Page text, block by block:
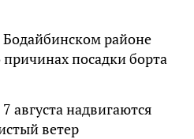
районе
причинах посадки борта
августа надвигаются
ветер